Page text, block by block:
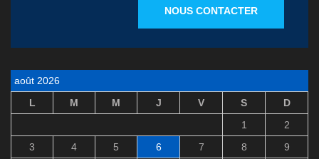
NOUS CONTACTER
août 2026
L
M M J V S
D
1
2
3
4 5 6 7 8
9